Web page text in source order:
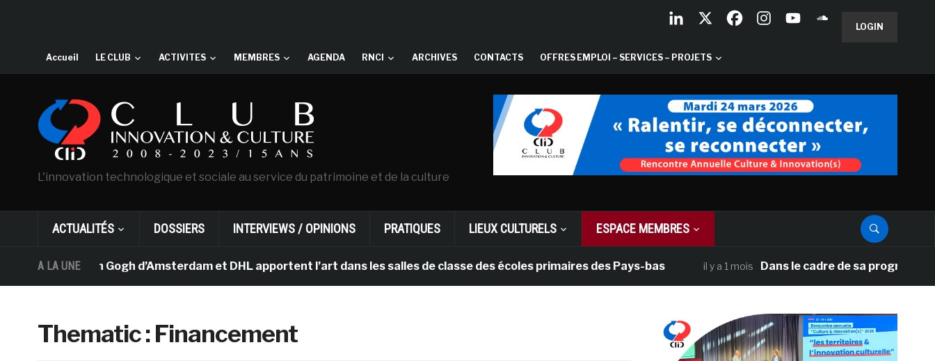
LOGIN
Accueil LE CLUB ACTIVITES MEMBRES AGENDA RNCI ARCHIVES CONTACTS OFFRES EMPLOI – SERVICES – PROJETS
L'innovation technologique et sociale au service du patrimoine et de la culture
ACTUALITÉS DOSSIERS INTERVIEWS / OPINIONS PRATIQUES LIEUX CULTURELS ESPACE MEMBRES
A LA UNE
Van Gogh d’Amsterdam et DHL apportent l’art dans les salles de classe des écoles primaires des Pays-bas il y a 1 mois Dans le cadre de sa programmation
Thematic :Financement